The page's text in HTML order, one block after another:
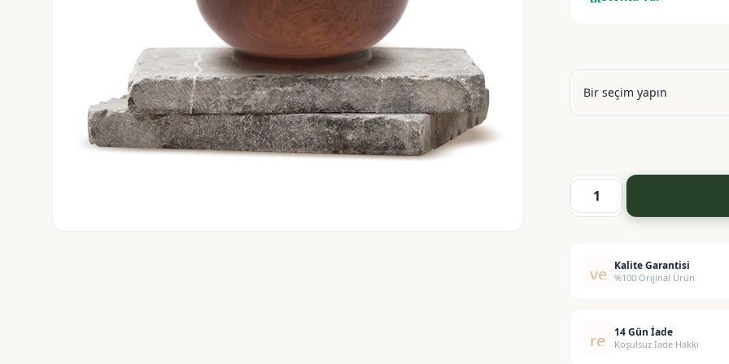
Saç
verified
Kalite Garantisi
%100 Orijinal Ürün
replay14 Gün İade
Koşulsuz İade Hakkı